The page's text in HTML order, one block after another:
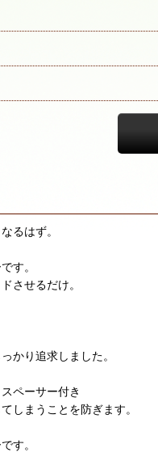
るはず。
す。
させるだけ。
かり追求しました。
ペーサー付き
しまうことを防ぎます。
す。